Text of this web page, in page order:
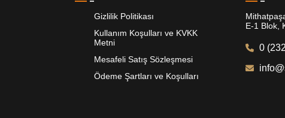
Gizlilik Politikası
Kullanım Koşulları ve KVKK
Metni
Mesafeli Satış Sözleşmesi
Ödeme Şartları ve Koşulları
E-1 Blok,
0